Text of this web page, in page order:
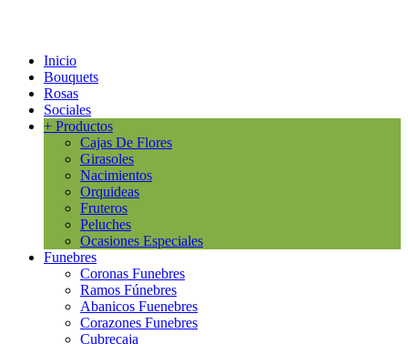
Inicio
Bouquets
Rosas
Sociales
+ Productos
Cajas De Flores
Girasoles
Nacimientos
Orquideas
Fruteros
Peluches
Ocasiones Especiales
Funebres
Coronas Funebres
Ramos Fúnebres
Abanicos Fuenebres
Corazones Funebres
Cubrecaja